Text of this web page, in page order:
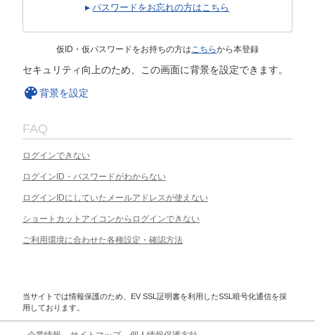
パスワードをお忘れの方はこちら
仮ID・仮パスワードをお持ちの方はこちらから本登録
セキュリティ向上のため、この画面に背景を設定できます。
背景を設定
FAQ
ログインできない
ログインID・パスワードがわからない
ログインIDにしていたメールアドレスが使えない
ショートカットアイコンからログインできない
ご利用環境に合わせた各種設定・確認方法
当サイトでは情報保護のため、EV SSL証明書を利用したSSL暗号化通信を採
用しております。